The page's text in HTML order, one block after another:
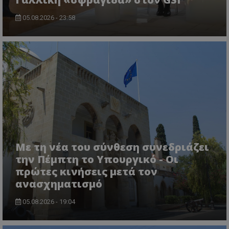
05.08.2026 - 23:58
Με τη νέα του σύνθεση συνεδριάζει
την Πέμπτη το Υπουργικό - Οι
πρώτες κινήσεις μετά τον
ανασχηματισμό
05.08.2026 - 19:04
Microsoft Corporation